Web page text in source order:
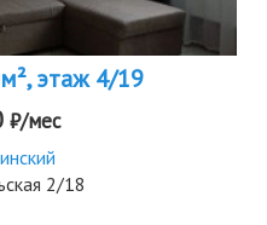
этаж 4/19
₽/мес
2/18